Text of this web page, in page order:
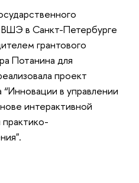
в Санкт-Петербурге
грантового
Потанина для
проект
в управлении
интерактивной